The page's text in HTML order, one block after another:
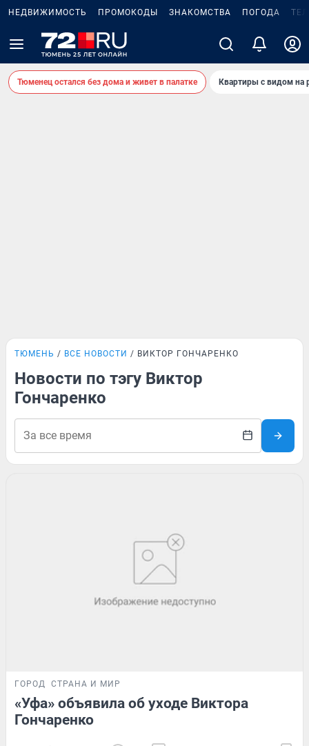
НЕДВИЖИМОСТЬ ПРОМОКОДЫ ЗНАКОМСТВА ПОГОДА
Тюменец остался без дома и живет в палатке Квартиры с видом на
ТЮМЕНЬ ВСЕ НОВОСТИ ВИКТОР ГОНЧАРЕНКО
Новости по тэгу Виктор
Гончаренко
ГОРОД СТРАНА И МИР
«Уфа» объявила об уходе Виктора
Гончаренко